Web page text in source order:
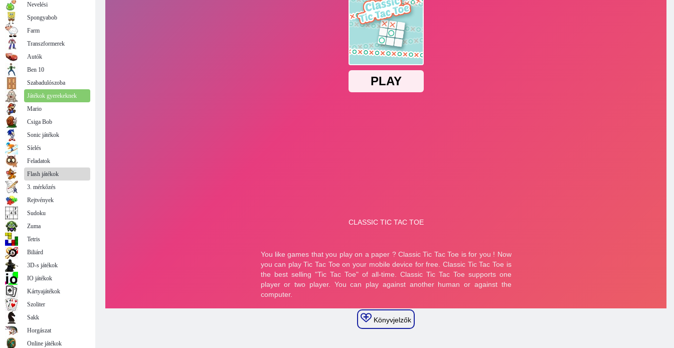
Könyvjelzők
Nevelési
Spongyabob
Farm
Transzformerek
Autók
Ben 10
Szabadulószoba
Játékok gyerekeknek
Mario
Csiga Bob
Sonic játékok
Síelés
Feladatok
Flash játékok
3. mérkőzés
Rejtvények
Sudoku
Zuma
Tetris
Biliárd
3D-s játékok
IO játékok
Kártyajátékok
Szoliter
Sakk
Horgászat
Online játékok